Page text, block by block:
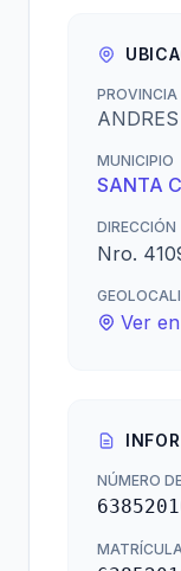
PROVINCIA
MUNICIPIO
SANTA
DIRECCIÓN
Nro.
Ver
NÚMERO